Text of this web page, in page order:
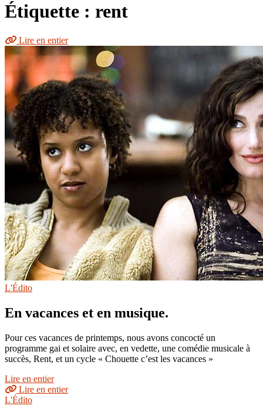
Étiquette : rent
Lire en entier
L'Édito
En vacances et en musique.
Pour ces vacances de printemps, nous avons concocté un
programme gai et solaire avec, en vedette, une comédie musicale à
succès, Rent, et un cycle « Chouette c’est les vacances »
Lire en entier
Lire en entier
L'Édito